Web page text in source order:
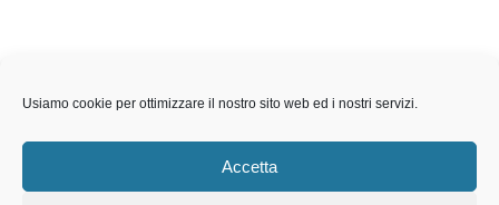
Usiamo cookie per ottimizzare il nostro sito web ed i nostri servizi.
Accetta